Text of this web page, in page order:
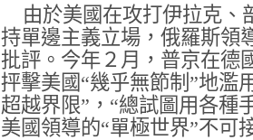
由於美國在攻打伊拉克、
持單邊主義立場，俄羅斯領
批評。今年２月，普京在德
抨擊美國“幾乎無節制”地濫
超越界限”，“總試圖用各種
美國領導的“單極世界”不可